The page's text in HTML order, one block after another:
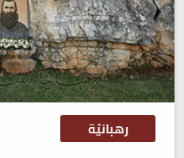
رهبانيّة